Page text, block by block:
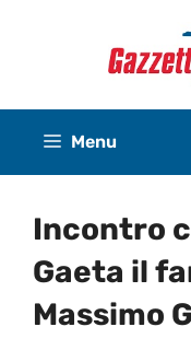
Menu
Incontro
Gaeta il
Massimo